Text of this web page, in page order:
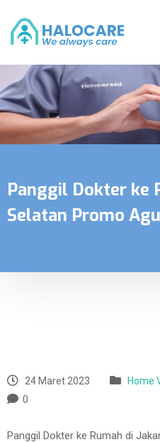
Panggil Dokter ke
Selatan Promo
24 Maret 2023 Home
0
Panggil Dokter ke Rumah di